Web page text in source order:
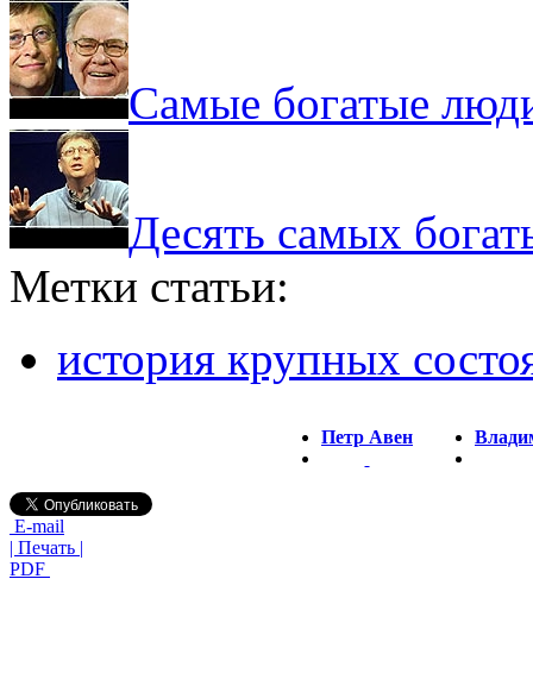
Самые богатые
Десять самых
Метки статьи:
история крупных
Петр Авен
E-mail
| Печать |
PDF